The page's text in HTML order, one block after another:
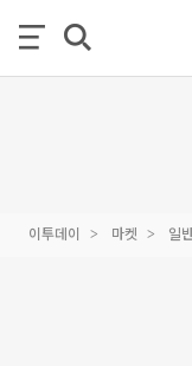
이투데이 마켓 일